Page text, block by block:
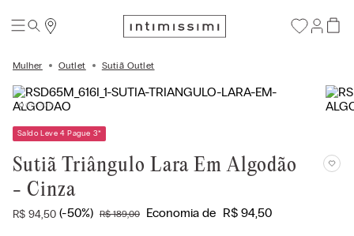
Mulher Outlet Sutiã Outlet
Saldo Leve 4 Pague 3*
Sutiã Triângulo Lara Em Algodão
- Cinza
R$ 94,50 (-50%) R$ 189,00 Economia de R$ 94,50